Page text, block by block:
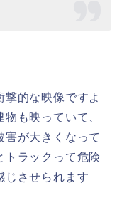
的な映像ですよ
も映っていて、
害が大きくなって
トラックって危険
じさせられます